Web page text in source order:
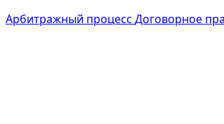
Арбитражный процесс Договорное